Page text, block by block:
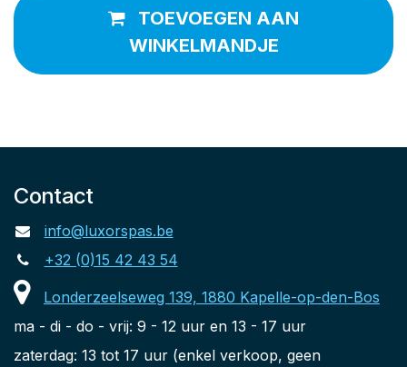
TOEVOEGEN AAN
WINKELMANDJE
Contact
info@luxorspas.be
+32 (0)15 42 43 54
Londerzeelseweg 139, 1880 Kapelle-op-den-Bos
ma - di - do - vrij: 9 - 12 uur en 13 - 17 uur
zaterdag: 13 tot 17 uur (enkel verkoop, geen